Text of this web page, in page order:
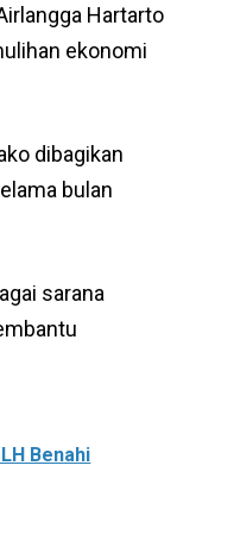
Hartarto
ekonomi
dibagikan
bulan
sarana
Benahi